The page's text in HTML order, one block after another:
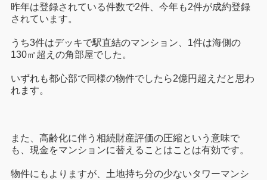
昨年は登録されている件数で2件、今年も2件が成約登録
されています。
うち3件はデッキで駅直結のマンション、1件は海側の
130㎡超えの角部屋でした。
いずれも都心部で同様の物件でしたら2億円超えだと思わ
れます。
また、高齢化に伴う相続財産評価の圧縮という意味で
も、現金をマンションに替えることはことは有効です。
物件にもよりますが、土地持ち分の少ないタワーマンシ